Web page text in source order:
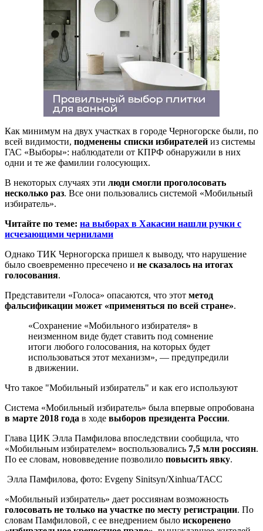
Как минимум на двух участках в городе Черногорске были, по
всей видимости, подменены списки избирателей из системы
ГАС «Выборы»: наблюдатели от КПРФ обнаружили в них
одни и те же фамилии голосующих.
В некоторых случаях эти люди смогли проголосовать
несколько раз. Все они пользовались системой «Мобильный
избиратель».
Читайте по теме: на выборах в Хакасии нашли ручки с
исчезающими чернилами
Однако ТИК Черногорска пришел к выводу, что нарушение
было своевременно пресечено и не сказалось на итогах
голосования.
Представители «Голоса» опасаются, что этот метод
фальсификации может «применяться по всей стране».
«Сохранение «Мобильного избирателя» в
неизменном виде будет ставить под сомнение
итоги любого голосования, на которых будет
использоваться этот механизм», — предупредили
в движении.
Что такое "Мобильный избиратель" и как его используют
Система «Мобильный избиратель» была впервые опробована
в марте 2018 года в ходе выборов президента России.
Глава ЦИК Элла Памфилова впоследствии сообщила, что
«Мобильным избирателем» воспользовались 7,5 млн россиян.
По ее словам, нововведение позволило повысить явку.
Элла Памфилова, фото: Evgeny Sinitsyn/Xinhua/ТАСС
«Мобильный избиратель» дает россиянам возможность
голосовать не только на участке по месту регистрации. По
словам Памфиловой, с ее внедрением было искоренено